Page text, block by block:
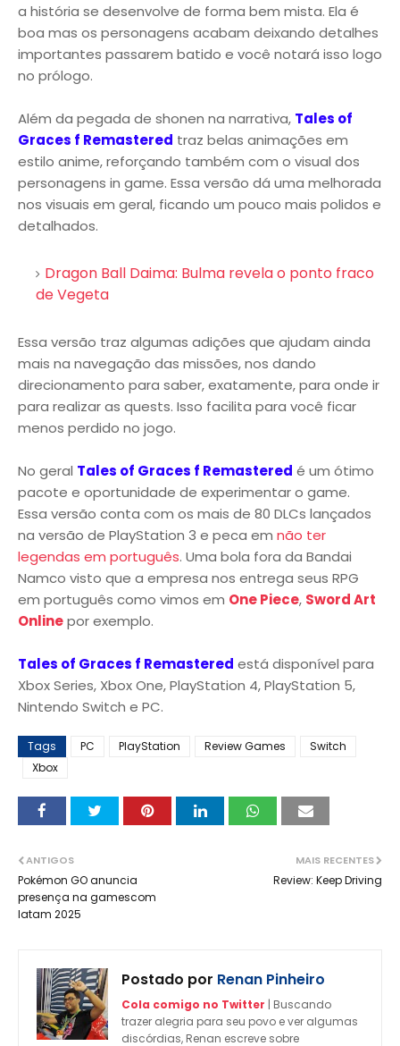
a história se desenvolve de forma bem mista. Ela é
boa mas os personagens acabam deixando detalhes
importantes passarem batido e você notará isso logo
no prólogo.
Além da pegada de shonen na narrativa, Tales of
Graces f Remastered traz belas animações em
estilo anime, reforçando também com o visual dos
personagens in game. Essa versão dá uma melhorada
nos visuais em geral, ficando um pouco mais polidos e
detalhados.
Dragon Ball Daima: Bulma revela o ponto fraco
de Vegeta
Essa versão traz algumas adições que ajudam ainda
mais na navegação das missões, nos dando
direcionamento para saber, exatamente, para onde ir
para realizar as quests. Isso facilita para você ficar
menos perdido no jogo.
No geral Tales of Graces f Remastered é um ótimo
pacote e oportunidade de experimentar o game.
Essa versão conta com os mais de 80 DLCs lançados
na versão de PlayStation 3 e peca em não ter
legendas em português. Uma bola fora da Bandai
Namco visto que a empresa nos entrega seus RPG
em português como vimos em One Piece, Sword Art
Onlinepor exemplo.
Tales of Graces f Remastered está disponível para
Xbox Series, Xbox One, PlayStation 4, PlayStation 5,
Nintendo Switch e PC.
Tags PC PlayStation Review Games
Switch
Xbox
MAIS RECENTES
Review: Keep Driving
ANTIGOS
Pokémon GO anuncia
presença na gamescom
latam 2025
Postado por Renan Pinheiro
Cola comigo no Twitter | Buscando
trazer alegria para seu povo e ver algumas
discórdias, Renan escreve sobre